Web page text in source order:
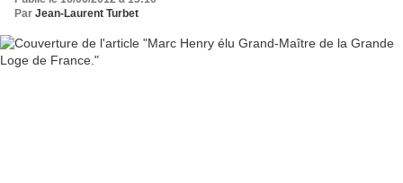
Par Jean-Laurent Turbet